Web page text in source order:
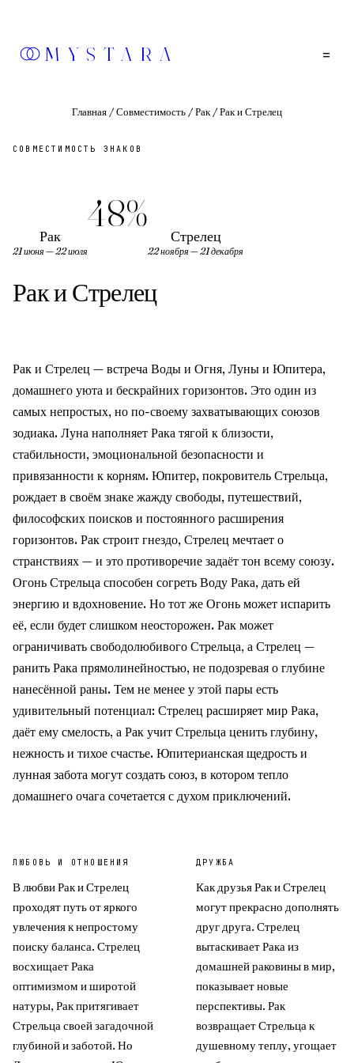
MYSTARA =
Главная /Совместимость /Рак /Рак и Стрелец
СОВМЕСТИМОСТЬ ЗНАКОВ
Рак
21 июня — 22 июля
48%
Стрелец
22 ноября — 21 декабря
РакиСтрелец
Рак и Стрелец — встреча Воды и Огня, Луны и Юпитера,
домашнего уюта и бескрайних горизонтов. Это один из
самых непростых, но по-своему захватывающих союзов
зодиака. Луна наполняет Рака тягой к близости,
стабильности, эмоциональной безопасности и
привязанности к корням. Юпитер, покровитель Стрельца,
рождает в своём знаке жажду свободы, путешествий,
философских поисков и постоянного расширения
горизонтов. Рак строит гнездо, Стрелец мечтает о
странствиях — и это противоречие задаёт тон всему союзу.
Огонь Стрельца способен согреть Воду Рака, дать ей
энергию и вдохновение. Но тот же Огонь может испарить
её, если будет слишком неосторожен. Рак может
ограничивать свободолюбивого Стрельца, а Стрелец —
ранить Рака прямолинейностью, не подозревая о глубине
нанесённой раны. Тем не менее у этой пары есть
удивительный потенциал: Стрелец расширяет мир Рака,
даёт ему смелость, а Рак учит Стрельца ценить глубину,
нежность и тихое счастье. Юпитерианская щедрость и
лунная забота могут создать союз, в котором тепло
домашнего очага сочетается с духом приключений.
ЛЮБОВЬ И ОТНОШЕНИЯ
В любви Рак и Стрелец
проходят путь от яркого
увлечения к непростому
поиску баланса. Стрелец
восхищает Рака
оптимизмом и широтой
натуры, Рак притягивает
Стрельца своей загадочной
глубиной и заботой. Но
ДРУЖБА
Как друзья Рак и Стрелец
могут прекрасно дополнять
друг друга. Стрелец
вытаскивает Рака из
домашней раковины в мир,
показывает новые
перспективы. Рак
возвращает Стрельца к
душевному теплу, угощает